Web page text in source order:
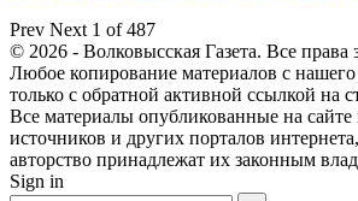
Prev Next 1 of 487
© 2026 - Волковысская Газета. Все
Любое копирование материалов с нашего
только с обратной активной ссылкой на
Все материалы опубликованные на
источников и других порталов
авторство принадлежат их законным
Sign in